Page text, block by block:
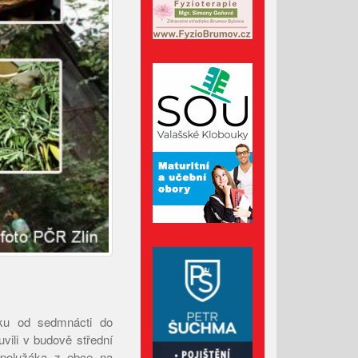
Valašska patří mezi nejlepší
dřevostavby Evropy
ve Valašských Kloboukách je
už hotová
Srpen 2026
Červen 2026
Květen 2026
Duben 2026
Březen 2026
od sedmnácti do
v budově střední